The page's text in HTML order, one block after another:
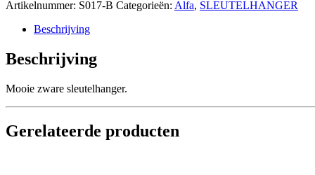
(wd)
aantal
Artikelnummer: S017-B Categorieën: Alfa, SLEUTELHANGER
Beschrijving
Beschrijving
Mooie zware sleutelhanger.
Gerelateerde producten